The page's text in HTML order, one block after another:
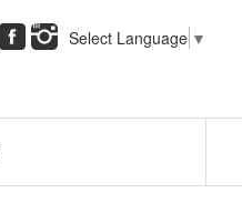
Select Language ▼